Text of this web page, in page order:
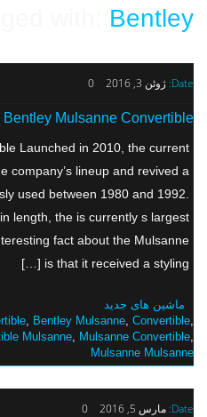
with:Bentley
Date: ژوئن 3, 2016 0
Bentley Mulsanne Convertible
Launched in 2010, the current
company’s lineup and revived a
used between 1980 and 1992.
in length, the is currently s largest
fact about the Mulsanne
is that it received a styling […]
ماشین های جدید
,Bentley Mulsanne,Convertible
Mulsanne,Mulsanne Convertible
Mulsanne Mulsanne
Date: مارس 5, 2016 0